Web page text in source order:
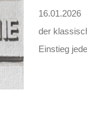
16.01.2026
der
Einstieg